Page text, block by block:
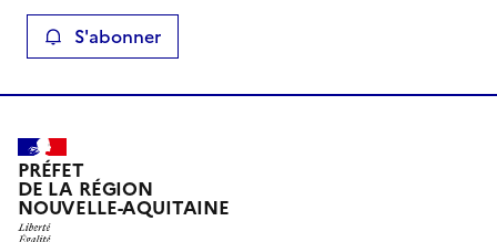
S'abonner
PRÉFET
DE LA RÉGION
NOUVELLE-AQUITAINE